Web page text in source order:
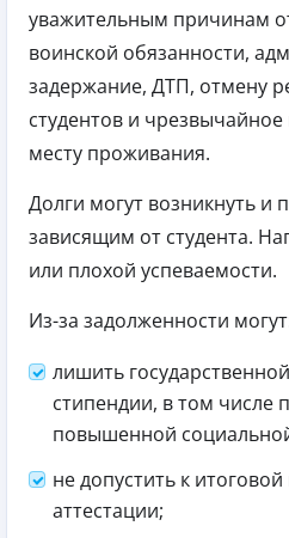
уважительным причинам
воинской обязанности,
задержание, ДТП, отмену
студентов и
месту проживания.
Долги могут возникнуть и
зависящим от студента.
или плохой успеваемости.
Из-за задолженности
лишить
стипендии, в том числе
повышенной
не допустить к
аттестации;